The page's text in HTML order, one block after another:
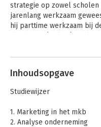
strategie op zowel scholen
jarenlang werkzaam
hij parttime werkzaam bij
Frankwachting en
Andere boeken
Inhoudsopgave
Studiewijzer
1. Marketing in het mkb
2. Analyse onderneming